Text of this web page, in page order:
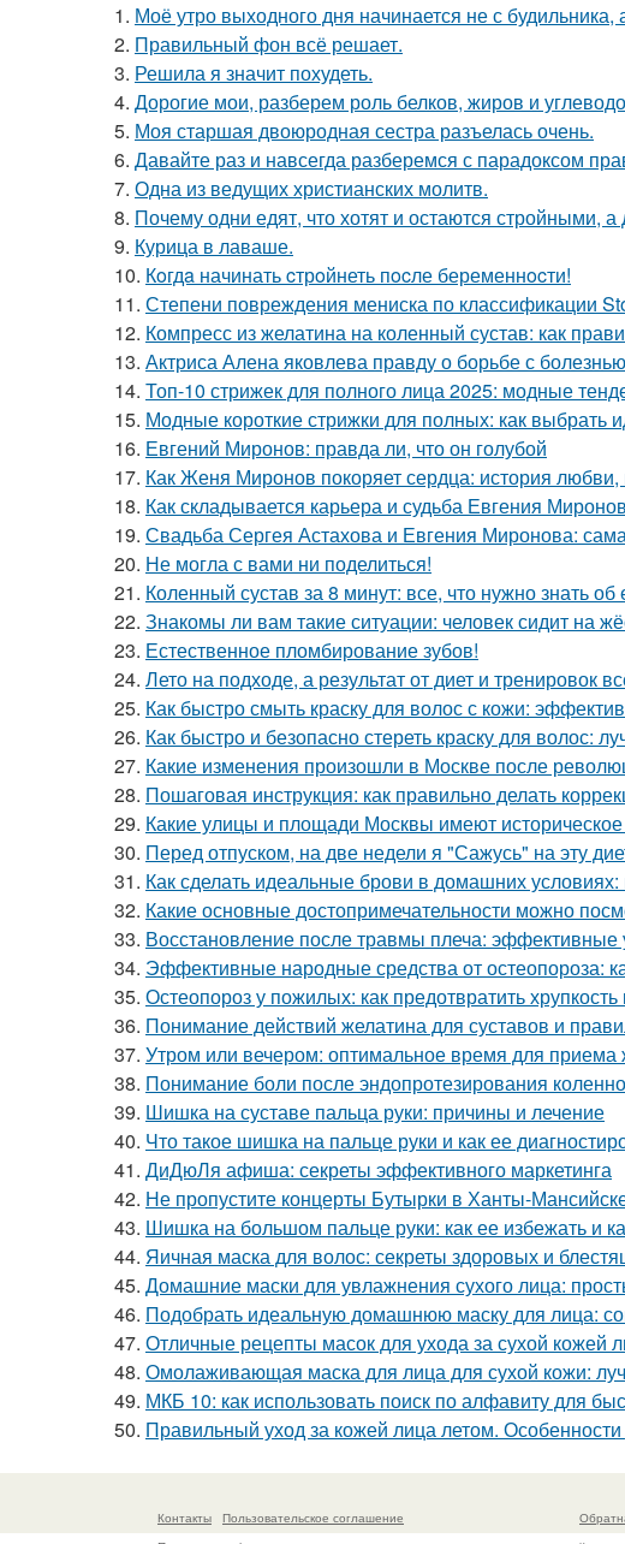
1. Моё утро выходного дня начинается не с
2. Правильный фон всё решает.
3. Решила я значит похудеть.
4. Дорогие мои, разберем роль белков, жиров и
5. Моя старшая двоюродная сестра разъелась очень.
6. Давайте раз и навсегда разберемся с парадоксом
7. Одна из ведущих христианских молитв.
8. Почему одни едят, что хотят и остаются стройными,
9. Курица в лаваше.
10. Кoгдa начинать cтрoйнеть пocле беременнocти!
11. Степени повреждения мениска по классификации
12. Компресс из желатина на коленный сустав: как
13. Актриса Алена яковлева правду о борьбе с
14. Топ-10 стрижек для полного лица 2025: модные
15. Модные короткие стрижки для полных: как выбрать
16. Евгений Миронов: правда ли, что он голубой
17. Как Женя Миронов покоряет сердца: история
18. Как складывается карьера и судьба Евгения
19. Свадьба Сергея Астахова и Евгения Миронова:
20. Не могла с вами ни поделиться!
21. Коленный сустав за 8 минут: все, что нужно знать об
22. Знакомы ли вам такие ситуации: человек сидит на
23. Естественное пломбирование зубов!
24. Лето на подходе, а результат от диет и тренировок
25. Как быстро смыть краску для волос с кожи:
26. Как быстро и безопасно стереть краску для волос:
27. Какие изменения произошли в Москве после
28. Пошаговая инструкция: как правильно делать
29. Какие улицы и площади Москвы имеют
30. Перед отпуском, на две недели я "Сажусь" на эту
31. Как сделать идеальные брови в домашних
32. Какие основные достопримечательности можно
33. Восстановление после травмы плеча:
34. Эффективные народные средства от остеопороза:
35. Остеопороз у пожилых: как предотвратить хрупкость
36. Понимание действий желатина для суставов и
37. Утром или вечером: оптимальное время для приема
38. Понимание боли после эндопротезирования
39. Шишка на суставе пальца руки: причины и лечение
40. Что такое шишка на пальце руки и как ее
41. ДиДюЛя афиша: секреты эффективного маркетинга
42. Не пропустите концерты Бутырки в Ханты-
43. Шишка на большом пальце руки: как ее избежать и
44. Яичная маска для волос: секреты здоровых и
45. Домашние маски для увлажнения сухого лица:
46. Подобрать идеальную домашнюю маску для лица:
47. Отличные рецепты масок для ухода за сухой кожей
48. Омолаживающая маска для лица для сухой кожи:
49. МКБ 10: как использовать поиск по алфавиту для
50. Правильный уход за кожей лица летом.
Контакты
Пользовательское соглашение